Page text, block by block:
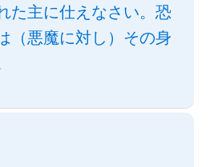
た主に仕えなさい。恐
（悪魔に対し）その身